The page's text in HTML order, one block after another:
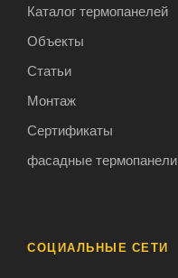
Каталог термопанелей
Объекты
Статьи
Монтаж
Сертификаты
фасадные термопанели
СОЦИАЛЬНЫЕ СЕТИ